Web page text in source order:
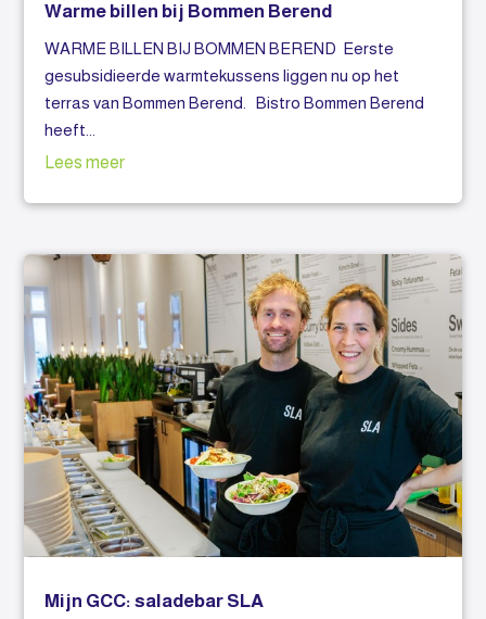
Warme billen bij Bommen Berend
WARME BILLEN BIJ BOMMEN BEREND Eerste
gesubsidieerde warmtekussens liggen nu op het
terras van Bommen Berend. Bistro Bommen Berend
heeft...
Lees meer
Mijn GCC: saladebar SLA